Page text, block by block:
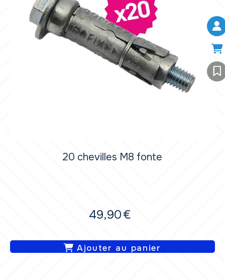
20 chevilles M8 fonte
49,90€
Ajouter au panier